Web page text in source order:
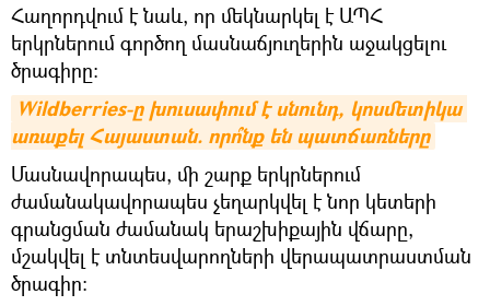
Հաղորդվում է նաև, որ մեկնարկել է ԱՊՀ
երկրներում գործող մասնաճյուղերին աջակցելու
ծրագիրը:
Wildberries-ը խուսափում է սնունդ, կոսմետիկա
առաքել Հայաստան. որո՞նք են պատճառները
Մասնավորապես, մի շարք երկրներում
ժամանակավորապես չեղարկվել է նոր կետերի
գրանցման ժամանակ երաշխիքային վճարը,
մշակվել է տնտեսվարողների վերապատրաստման
ծրագիր: